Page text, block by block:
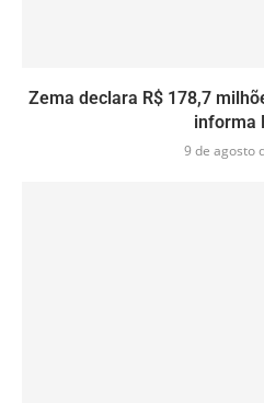
Zema declara R$ 178,7
informa
9 de agosto